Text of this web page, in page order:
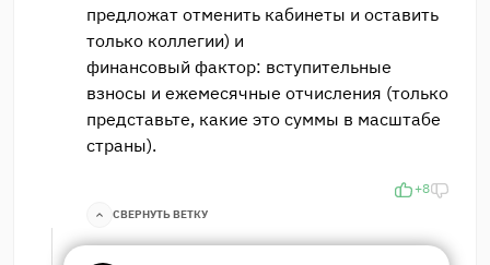
предложат отменить кабинеты и оставить
только коллегии) и
финансовый фактор: вступительные
взносы и ежемесячные отчисления (только
представьте, какие это суммы в масштабе
страны).
+8
СВЕРНУТЬ ВЕТКУ